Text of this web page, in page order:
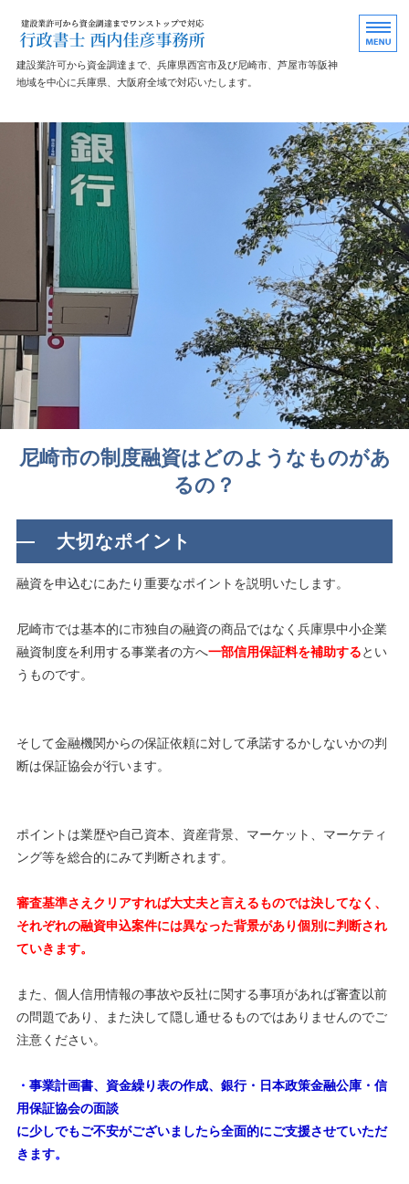
建設業許認可・資金調達専門
建設業許可から資金調達まで、兵庫県西宮市及び尼崎市、芦屋市等阪神
地域を中心に兵庫県、大阪府全域で対応いたします。
ホーム
建設業許可
事務所概要
お問い合わせ
尼崎市の制度融資はどのようなものがあ
るの？
大切なポイント
融資を申込むにあたり重要なポイントを説明いたします。
尼崎市では基本的に市独自の融資の商品ではなく兵庫県中小企業
融資制度を利用する事業者の方へ一部信用保証料を補助するとい
うものです。
そして金融機関からの保証依頼に対して承諾するかしないかの判
断は保証協会が行います。
ポイントは業歴や自己資本、資産背景、マーケット、マーケティ
ング等を総合的にみて判断されます。
審査基準さえクリアすれば大丈夫と言えるものでは決してなく、
それぞれの融資申込案件には異なった背景があり個別に判断され
ていきます。
また、個人信用情報の事故や反社に関する事項があれば審査以前
の問題であり、また決して隠し通せるものではありませんのでご
注意ください。
・ 事業計画書、資金繰り表の作成、銀行・日本政策金融公庫・信
用保証協会の面談
に少しでもご不安がございましたら全面的にご支援させていただ
きます。